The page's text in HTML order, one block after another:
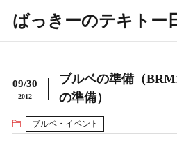
ばっきーのテキトー
09/30
2012
ブルベの準備（
の準備）
ブルベ・イベント